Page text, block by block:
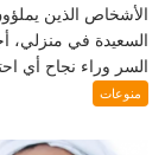
الأشخاص الذين
السعيدة في منزلي،
السر وراء نجاح أي
منوعات